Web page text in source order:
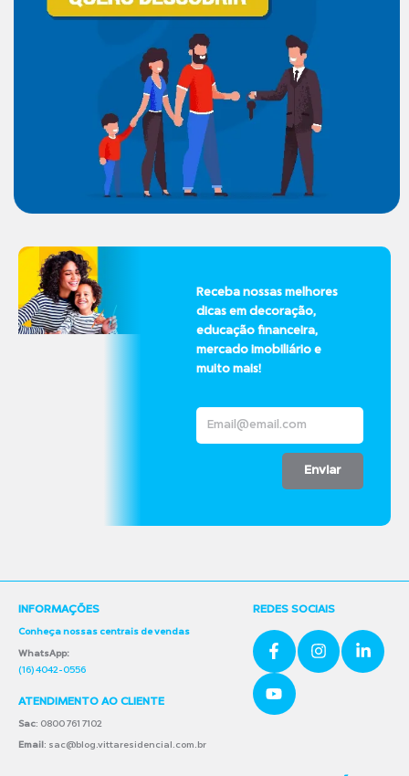
Receba nossas melhores
dicas em decoração,
educação financeira,
mercado imobiliário e
muito mais!
Enviar
INFORMAÇÕES
Conheça nossas centrais de vendas
WhatsApp:
(16) 4042-0556
ATENDIMENTO AO CLIENTE
Sac: 0800 761 7102
Email : sac@blog.vittaresidencial.com.br
REDES SOCIAIS